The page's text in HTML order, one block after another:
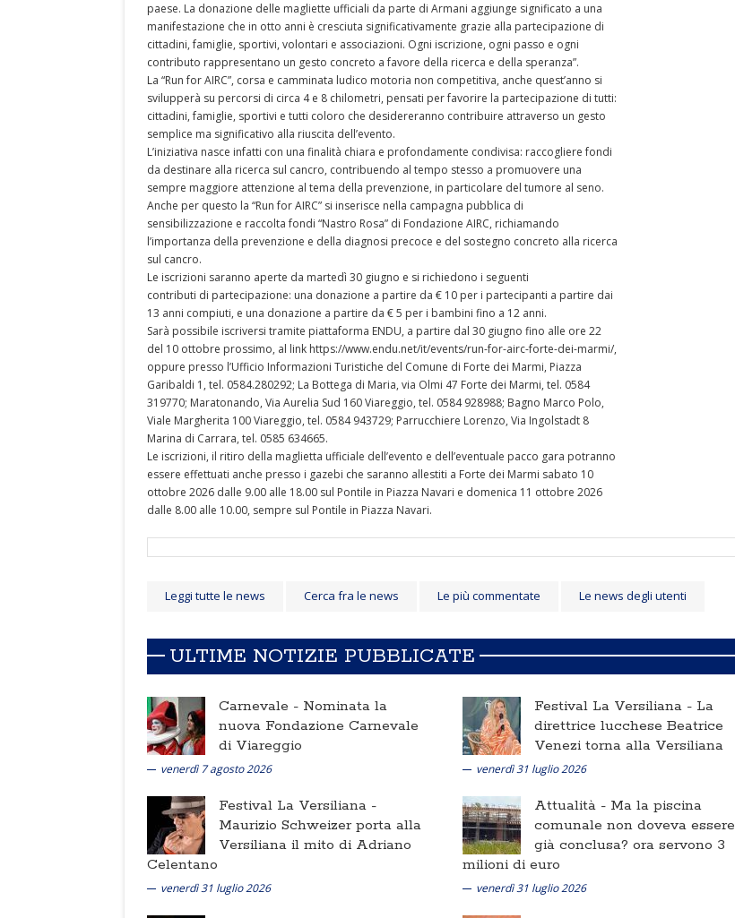
paese. La donazione delle magliette ufficiali da parte di Armani aggiunge significato a una
manifestazione che in otto anni è cresciuta significativamente grazie alla partecipazione di
cittadini, famiglie, sportivi, volontari e associazioni. Ogni iscrizione, ogni passo e ogni
contributo rappresentano un gesto concreto a favore della ricerca e della speranza”.
La “Run for AIRC”, corsa e camminata ludico motoria non competitiva, anche quest’anno si
svilupperà su percorsi di circa 4 e 8 chilometri, pensati per favorire la partecipazione di tutti:
cittadini, famiglie, sportivi e tutti coloro che desidereranno contribuire attraverso un gesto
semplice ma significativo alla riuscita dell’evento.
L’iniziativa nasce infatti con una finalità chiara e profondamente condivisa: raccogliere fondi
da destinare alla ricerca sul cancro, contribuendo al tempo stesso a promuovere una
sempre maggiore attenzione al tema della prevenzione, in particolare del tumore al seno.
Anche per questo la “Run for AIRC” si inserisce nella campagna pubblica di
sensibilizzazione e raccolta fondi “Nastro Rosa” di Fondazione AIRC, richiamando
l’importanza della prevenzione e della diagnosi precoce e del sostegno concreto alla ricerca
sul cancro.
Le iscrizioni saranno aperte da martedì 30 giugno e si richiedono i seguenti
contributi di partecipazione: una donazione a partire da € 10 per i partecipanti a partire dai
13 anni compiuti, e una donazione a partire da € 5 per i bambini fino a 12 anni.
Sarà possibile iscriversi tramite piattaforma ENDU, a partire dal 30 giugno fino alle ore 22
del 10 ottobre prossimo, al link https://www.endu.net/it/events/run-for-airc-forte-dei-marmi/,
oppure presso l’Ufficio Informazioni Turistiche del Comune di Forte dei Marmi, Piazza
Garibaldi 1, tel. 0584.280292; La Bottega di Maria, via Olmi 47 Forte dei Marmi, tel. 0584
319770; Maratonando, Via Aurelia Sud 160 Viareggio, tel. 0584 928988; Bagno Marco Polo,
Viale Margherita 100 Viareggio, tel. 0584 943729; Parrucchiere Lorenzo, Via Ingolstadt 8
Marina di Carrara, tel. 0585 634665.
Le iscrizioni, il ritiro della maglietta ufficiale dell’evento e dell’eventuale pacco gara potranno
essere effettuati anche presso i gazebi che saranno allestiti a Forte dei Marmi sabato 10
ottobre 2026 dalle 9.00 alle 18.00 sul Pontile in Piazza Navari e domenica 11 ottobre 2026
dalle 8.00 alle 10.00, sempre sul Pontile in Piazza Navari.
Leggi tutte le news Cerca fra le news Le più commentate Le news degli utenti
ULTIME NOTIZIE PUBBLICATE
Carnevale - Nominata la
nuova Fondazione Carnevale
di Viareggio
venerdì 7 agosto 2026
Festival La Versiliana - La
direttrice lucchese Beatrice
Venezi torna alla Versiliana
venerdì 31 luglio 2026
Festival La Versiliana -
Maurizio Schweizer porta alla
Versiliana il mito di Adriano
Celentano
venerdì 31 luglio 2026
Attualità - Ma la piscina
comunale non doveva essere
già conclusa? ora servono 3
milioni di euro
venerdì 31 luglio 2026